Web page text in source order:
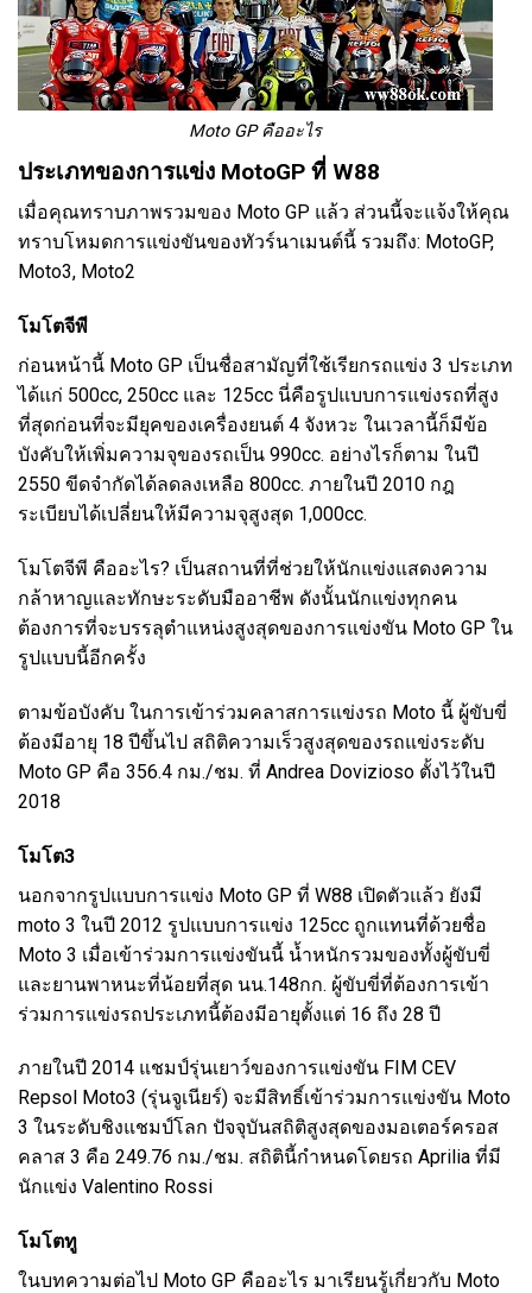
Moto GP คืออะไร
ประเภทของการแข่ง MotoGP ที่ W88
เมื่อคุณทราบภาพรวมของ Moto GP แล้ว ส่วนนี้จะแจ้งให้คุณ
ทราบโหมดการแข่งขันของทัวร์นาเมนต์นี้ รวมถึง: MotoGP,
Moto3, Moto2
โมโตจีพี
ก่อนหน้านี้ Moto GP เป็นชื่อสามัญที่ใช้เรียกรถแข่ง 3 ประเภท
ได้แก่ 500cc, 250cc และ 125cc นี่คือรูปแบบการแข่งรถที่สูง
ที่สุดก่อนที่จะมียุคของเครื่องยนต์ 4 จังหวะ ในเวลานี้ก็มีข้อ
บังคับให้เพิ่มความจุของรถเป็น 990cc. อย่างไรก็ตาม ในปี
2550 ขีดจำกัดได้ลดลงเหลือ 800cc. ภายในปี 2010 กฎ
ระเบียบได้เปลี่ยนให้มีความจุสูงสุด 1,000cc.
โมโตจีพี คืออะไร? เป็นสถานที่ที่ช่วยให้นักแข่งแสดงความ
กล้าหาญและทักษะระดับมืออาชีพ ดังนั้นนักแข่งทุกคน
ต้องการที่จะบรรลุตำแหน่งสูงสุดของการแข่งขัน Moto GP ใน
รูปแบบนี้อีกครั้ง
ตามข้อบังคับ ในการเข้าร่วมคลาสการแข่งรถ Moto นี้ ผู้ขับขี่
ต้องมีอายุ 18 ปีขึ้นไป สถิติความเร็วสูงสุดของรถแข่งระดับ
Moto GP คือ 356.4 กม./ชม. ที่ Andrea Dovizioso ตั้งไว้ในปี
2018
โมโต3
นอกจากรูปแบบการแข่ง Moto GP ที่ W88 เปิดตัวแล้ว ยังมี
moto 3 ในปี 2012 รูปแบบการแข่ง 125cc ถูกแทนที่ด้วยชื่อ
Moto 3 เมื่อเข้าร่วมการแข่งขันนี้ น้ำหนักรวมของทั้งผู้ขับขี่
และยานพาหนะที่น้อยที่สุด นน.148กก. ผู้ขับขี่ที่ต้องการเข้า
ร่วมการแข่งรถประเภทนี้ต้องมีอายุตั้งแต่ 16 ถึง 28 ปี
ภายในปี 2014 แชมป์รุ่นเยาว์ของการแข่งขัน FIM CEV
Repsol Moto3 (รุ่นจูเนียร์) จะมีสิทธิ์เข้าร่วมการแข่งขัน Moto
3 ในระดับชิงแชมป์โลก ปัจจุบันสถิติสูงสุดของมอเตอร์ครอส
คลาส 3 คือ 249.76 กม./ชม. สถิตินี้กำหนดโดยรถ Aprilia ที่มี
นักแข่ง Valentino Rossi
โมโตทู
ในบทความต่อไป Moto GP คืออะไร มาเรียนรู้เกี่ยวกับ Moto